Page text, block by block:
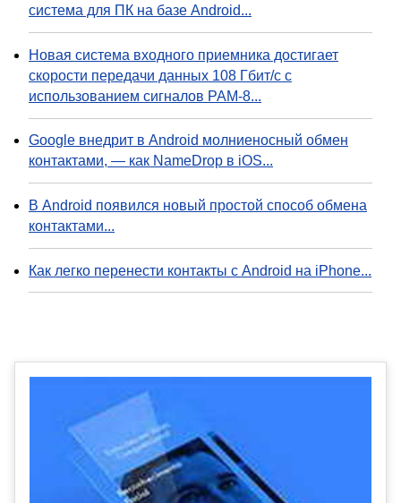
система для ПК на базе Android...
Новая система входного приемника достигает
скорости передачи данных 108 Гбит/с с
использованием сигналов PAM-8...
Google внедрит в Android молниеносный обмен
контактами, — как NameDrop в iOS...
В Android появился новый простой способ обмена
контактами...
Как легко перенести контакты с Android на iPhone...